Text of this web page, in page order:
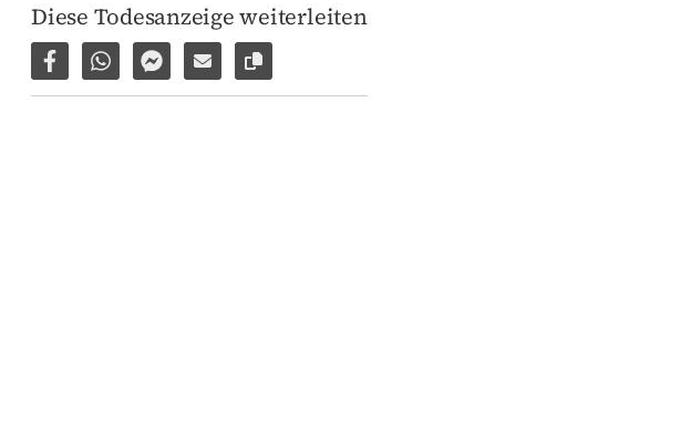
Diese Todesanzeige weiterleiten
Auf Facebook teilen
Per WhatsApp weiterleiten
Per Facebook Messenger weiterleiten
Per E-Mail versenden
Link zur Seite kopieren